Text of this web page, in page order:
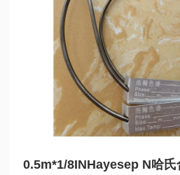
0.5m*1/8INHayesep N哈